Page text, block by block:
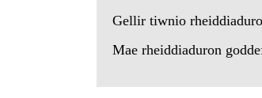
Gellir tiwnio
Mae rheiddiaduron